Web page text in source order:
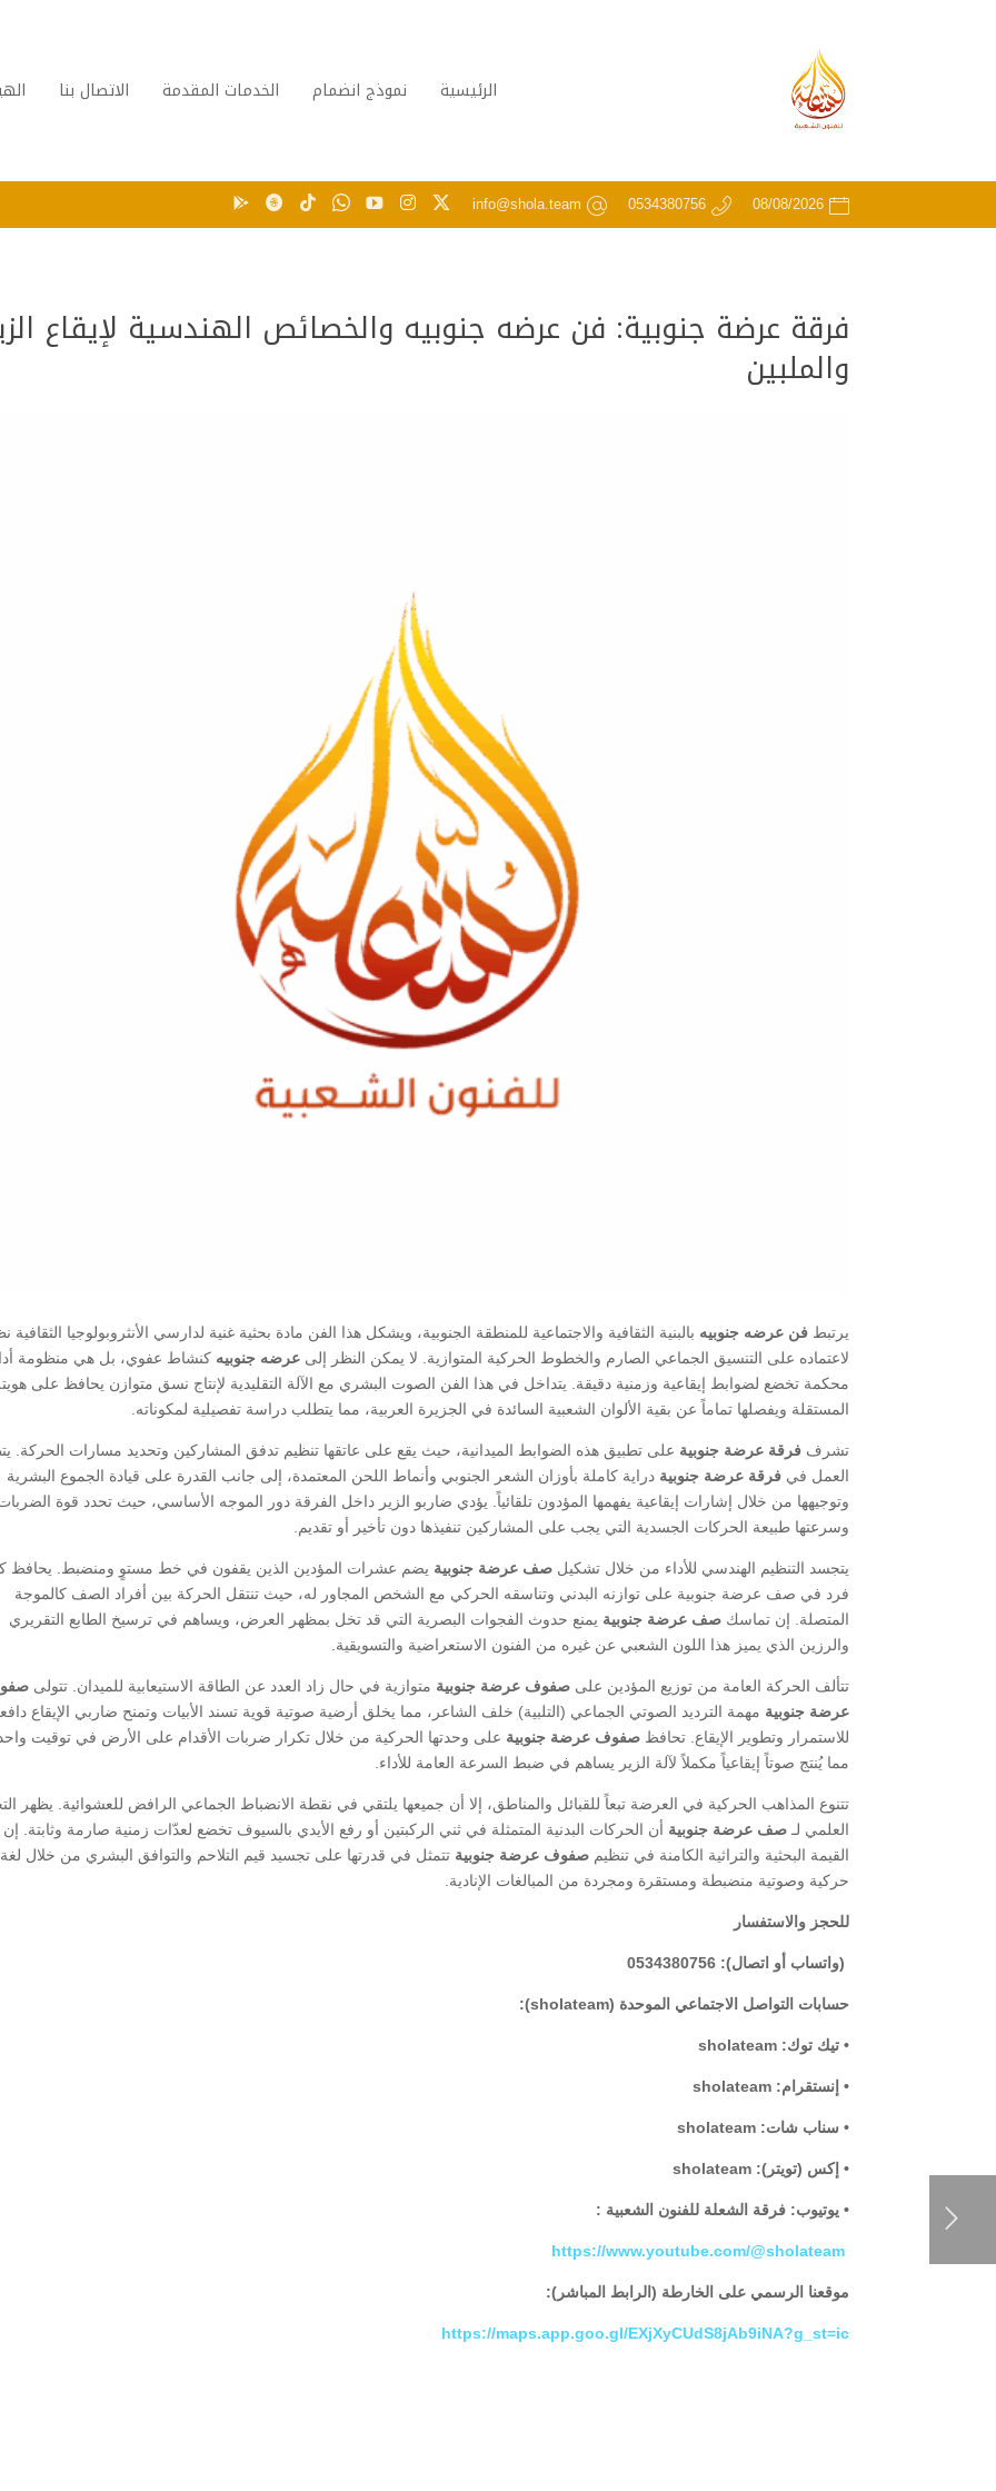
الرئيسية نموذج انضمام الخدمات المقدمة الاتصال بنا
08/08/2026
0534380756
info@shola.team
فرقة عرضة جنوبية: فن عرضه جنوبيه والخصائص الهندسية لإيقاع
والملبين
يرتبط فن عرضه جنوبيه بالبنية الثقافية والاجتماعية للمنطقة الجنوبية، ويشكل هذا الفن مادة بحثية غنية لدارسي الأنثروبولوجيا الثقافية
لاعتماده على التنسيق الجماعي الصارم والخطوط الحركية المتوازية. لا يمكن النظر إلى عرضه جنوبيه كنشاط عفوي، بل هي منظومة
محكمة تخضع لضوابط إيقاعية وزمنية دقيقة. يتداخل في هذا الفن الصوت البشري مع الآلة التقليدية لإنتاج نسق متوازن يحافظ على
المستقلة ويفصلها تماماً عن بقية الألوان الشعبية السائدة في الجزيرة العربية، مما يتطلب دراسة تفصيلية لمكوناته.
​تشرف فرقة عرضة جنوبية على تطبيق هذه الضوابط الميدانية، حيث يقع على عاتقها تنظيم تدفق المشاركين وتحديد مسارات الحركة.
العمل في فرقة عرضة جنوبية دراية كاملة بأوزان الشعر الجنوبي وأنماط اللحن المعتمدة، إلى جانب القدرة على قيادة الجموع البشرية
وتوجيهها من خلال إشارات إيقاعية يفهمها المؤدون تلقائياً. يؤدي ضاربو الزير داخل الفرقة دور الموجه الأساسي، حيث تحدد قوة
وسرعتها طبيعة الحركات الجسدية التي يجب على المشاركين تنفيذها دون تأخير أو تقديم.
​يتجسد التنظيم الهندسي للأداء من خلال تشكيل صف عرضة جنوبية يضم عشرات المؤدين الذين يقفون في خط مستوٍ ومنضبط. يحافظ
فرد في صف عرضة جنوبية على توازنه البدني وتناسقه الحركي مع الشخص المجاور له، حيث تنتقل الحركة بين أفراد الصف كالموجة
المتصلة. إن تماسك صف عرضة جنوبية يمنع حدوث الفجوات البصرية التي قد تخل بمظهر العرض، ويساهم في ترسيخ الطابع التقريري
والرزين الذي يميز هذا اللون الشعبي عن غيره من الفنون الاستعراضية والتسويقية.
​تتألف الحركة العامة من توزيع المؤدين على صفوف عرضة جنوبية متوازية في حال زاد العدد عن الطاقة الاستيعابية للميدان. تتولى
عرضة جنوبية مهمة الترديد الصوتي الجماعي (التلبية) خلف الشاعر، مما يخلق أرضية صوتية قوية تسند الأبيات وتمنح ضاربي الإيقاع
للاستمرار وتطوير الإيقاع. تحافظ صفوف عرضة جنوبية على وحدتها الحركية من خلال تكرار ضربات الأقدام على الأرض في توقيت
مما يُنتج صوتاً إيقاعياً مكملاً لآلة الزير يساهم في ضبط السرعة العامة للأداء.
​تتنوع المذاهب الحركية في العرضة تبعاً للقبائل والمناطق، إلا أن جميعها يلتقي في نقطة الانضباط الجماعي الرافض للعشوائية. يظهر
العلمي لـ صف عرضة جنوبية أن الحركات البدنية المتمثلة في ثني الركبتين أو رفع الأيدي بالسيوف تخضع لعدّات زمنية صارمة وثابتة. إن
القيمة البحثية والتراثية الكامنة في تنظيم صفوف عرضة جنوبية تتمثل في قدرتها على تجسيد قيم التلاحم والتوافق البشري من خلال لغة
حركية وصوتية منضبطة ومستقرة ومجردة من المبالغات الإنادية.
للحجز والاستفسار
(واتساب أو اتصال): 0534380756
حسابات التواصل الاجتماعي الموحدة (sholateam):
• تيك توك: sholateam
• إنستقرام: sholateam
• سناب شات: sholateam
• إكس (تويتر): sholateam
• يوتيوب: فرقة الشعلة للفنون الشعبية :
https://www.youtube.com/@sholateam
موقعنا الرسمي على الخارطة (الرابط المباشر):
https://maps.app.goo.gl/EXjXyCUdS8jAb9iNA?g_st=ic